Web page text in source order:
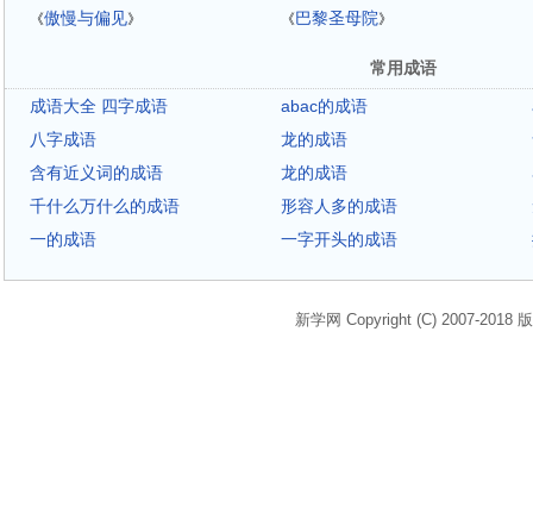
《傲慢与偏见》 《巴黎圣母院》
常用成语
成语大全 四字成语
abac的成语
八字成语
龙的成语
含有近义词的成语
龙的成语
千什么万什么的成语
形容人多的成语
一的成语
一字开头的成语
新学网 Copyright (C) 2007-2018